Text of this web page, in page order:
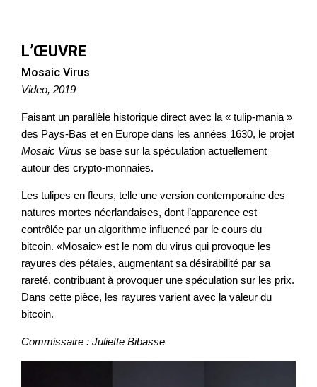
L’ŒUVRE
Mosaic Virus
Video, 2019
Faisant un parallèle historique direct avec la « tulip-mania »
des Pays-Bas et en Europe dans les années 1630, le projet
Mosaic Virus se base sur la spéculation actuellement
autour des crypto-monnaies.
Les tulipes en fleurs, telle une version contemporaine des
natures mortes néerlandaises, dont l’apparence est
contrôlée par un algorithme influencé par le cours du
bitcoin. «Mosaic» est le nom du virus qui provoque les
rayures des pétales, augmentant sa désirabilité par sa
rareté, contribuant à provoquer une spéculation sur les prix.
Dans cette pièce, les rayures varient avec la valeur du
bitcoin.
Commissaire : Juliette Bibasse